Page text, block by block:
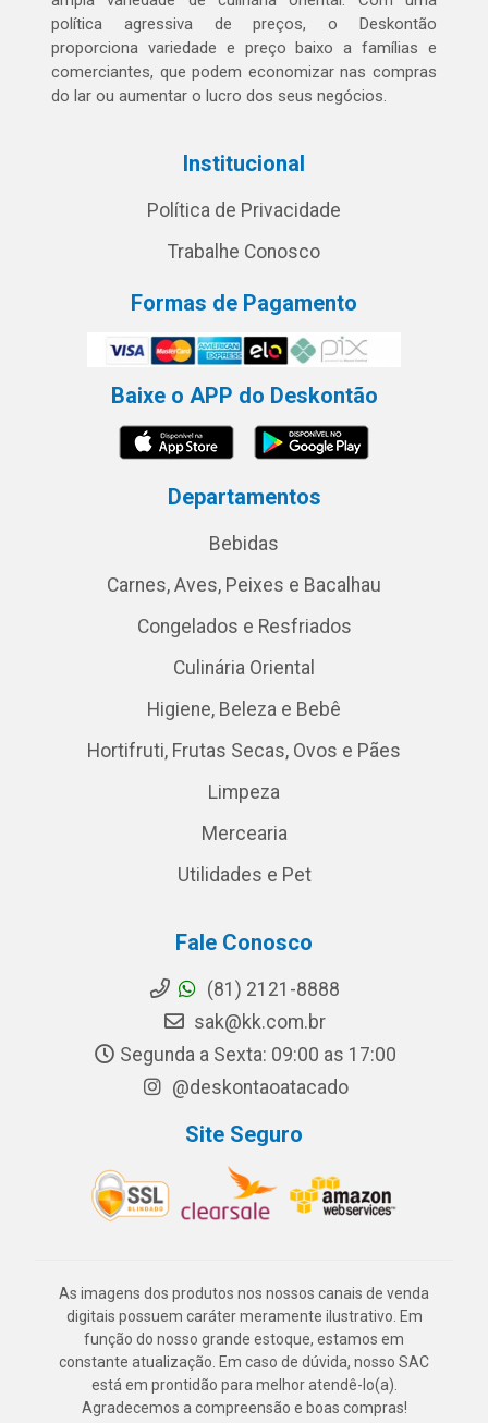
política agressiva de preços, o Deskontão
proporciona variedade e preço baixo a famílias e
comerciantes, que podem economizar nas compras
do lar ou aumentar o lucro dos seus negócios.
Institucional
Política de Privacidade
Trabalhe Conosco
Formas de Pagamento
Baixe o APP do Deskontão
Departamentos
Bebidas
Carnes, Aves, Peixes e Bacalhau
Congelados e Resfriados
Culinária Oriental
Higiene, Beleza e Bebê
Hortifruti, Frutas Secas, Ovos e Pães
Limpeza
Mercearia
Utilidades e Pet
Fale Conosco
(81) 2121-8888
sak@kk.com.br
Segunda a Sexta: 09:00 as 17:00
@deskontaoatacado
Site Seguro
As imagens dos produtos nos nossos canais de venda
digitais possuem caráter meramente ilustrativo. Em
função do nosso grande estoque, estamos em
constante atualização. Em caso de dúvida, nosso SAC
está em prontidão para melhor atendê-lo(a).
Agradecemos a compreensão e boas compras!